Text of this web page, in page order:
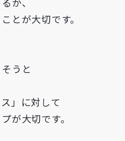
とが大切です。
うと
」に対して
が大切です。